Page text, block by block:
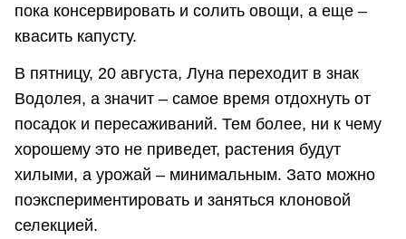
пока консервировать и солить овощи, а еще –
квасить капусту.
В пятницу, 20 августа, Луна переходит в знак
Водолея, а значит – самое время отдохнуть от
посадок и пересаживаний. Тем более, ни к чему
хорошему это не приведет, растения будут
хилыми, а урожай – минимальным. Зато можно
поэкспериментировать и заняться клоновой
селекцией.